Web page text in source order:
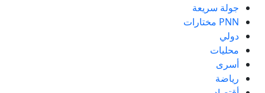
جولة سريعة
PNN مختارات
دولي
محليات
أسرى
رياضة